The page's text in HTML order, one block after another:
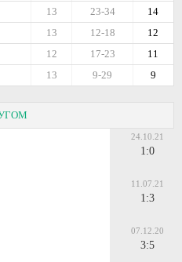
14
23-34
13
12
12-18
13
11
17-23
12
9
9-29
13
24.10.21
1:0
11.07.21
1:3
07.12.20
3:5